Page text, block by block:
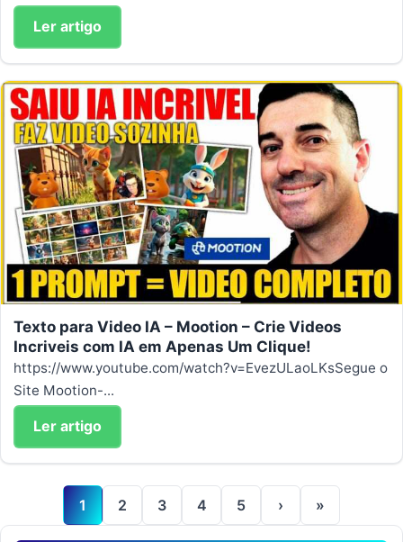
Ler artigo
Texto para Video IA – Mootion – Crie Videos
Incriveis com IA em Apenas Um Clique!
https://www.youtube.com/watch?v=EvezULaoLKsSegue o
Site Mootion-...
Ler artigo
1 2 3 4 5 › »